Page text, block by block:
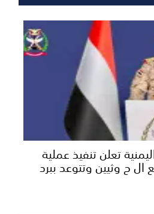
تعلن تنفيذ عملية
ح وثيين وتتوعد ببرد